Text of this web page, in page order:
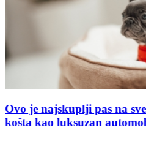
Ovo je najskuplji pas na
košta kao luksuzan